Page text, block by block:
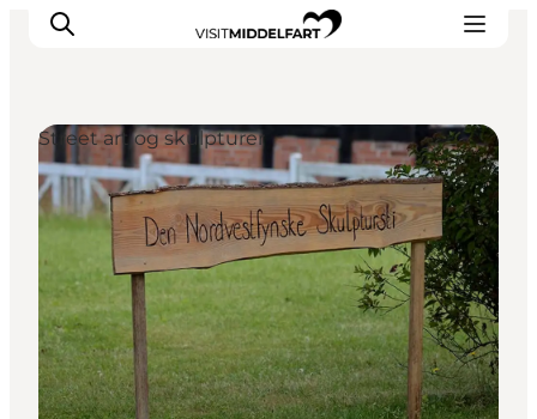
Oplevelser
Mad og drikke
Overnatning
Det Sker
Book oplevelse
Møde og Konference
Street art og skulpturer